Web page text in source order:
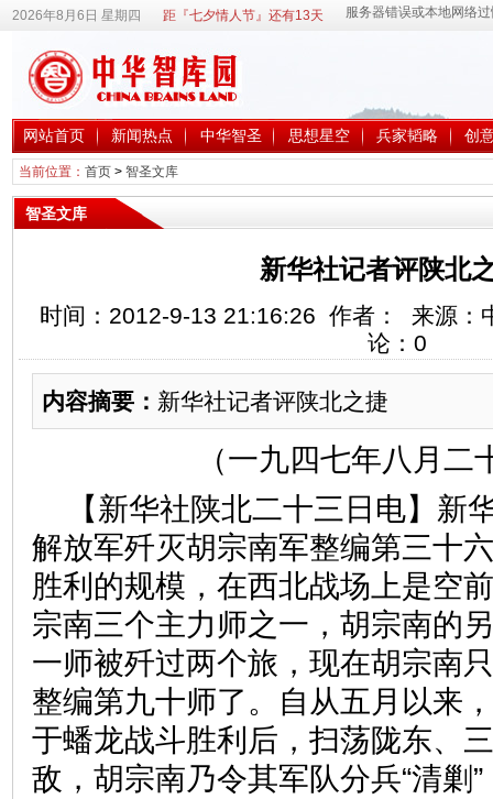
2026年8月6日 星期四 距『七夕情人节』还有13天
网站首页 新闻热点 中华智圣 思想星空 兵家韬略 创
当前位置： 首页> 智圣文库
智圣文库
新华社记者评陕北
时间：2012-9-13 21:16:26 作者： 来源：
论： 0
内容摘要： 新华社记者评陕北之捷
（一九四七年八月二
【新华社陕北二十三日电】新
解放军歼灭胡宗南军整编第三十
胜利的规模，在西北战场上是空
宗南三个主力师之一，胡宗南的
一师被歼过两个旅，现在胡宗南
整编第九十师了。自从五月以来
于蟠龙战斗胜利后，扫荡陇东、
敌，胡宗南乃令其军队分兵“清剿